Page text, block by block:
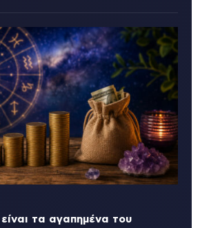
τα αγαπημένα του